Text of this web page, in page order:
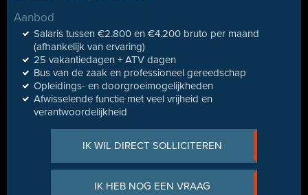
Aanbod
Salaris tussen €2.800 en €4.200 bruto per maand
(afhankelijk van ervaring)
25 vakantiedagen + ATV dagen
Bus van de zaak en professioneel gereedschap
Opleidings- en doorgroeimogelijkheden
Afwisselende functie met veel vrijheid en
verantwoordelijkheid
IK WIL DIRECT SOLLICITEREN
IK HEB NOG EEN VRAAG